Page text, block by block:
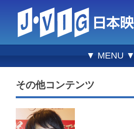
▼ MENU ▼
その他コンテンツ